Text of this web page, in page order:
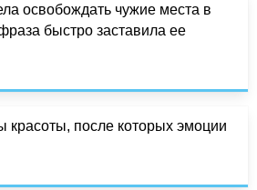
освобождать чужие места в
быстро заставила ее
красоты, после которых эмоции